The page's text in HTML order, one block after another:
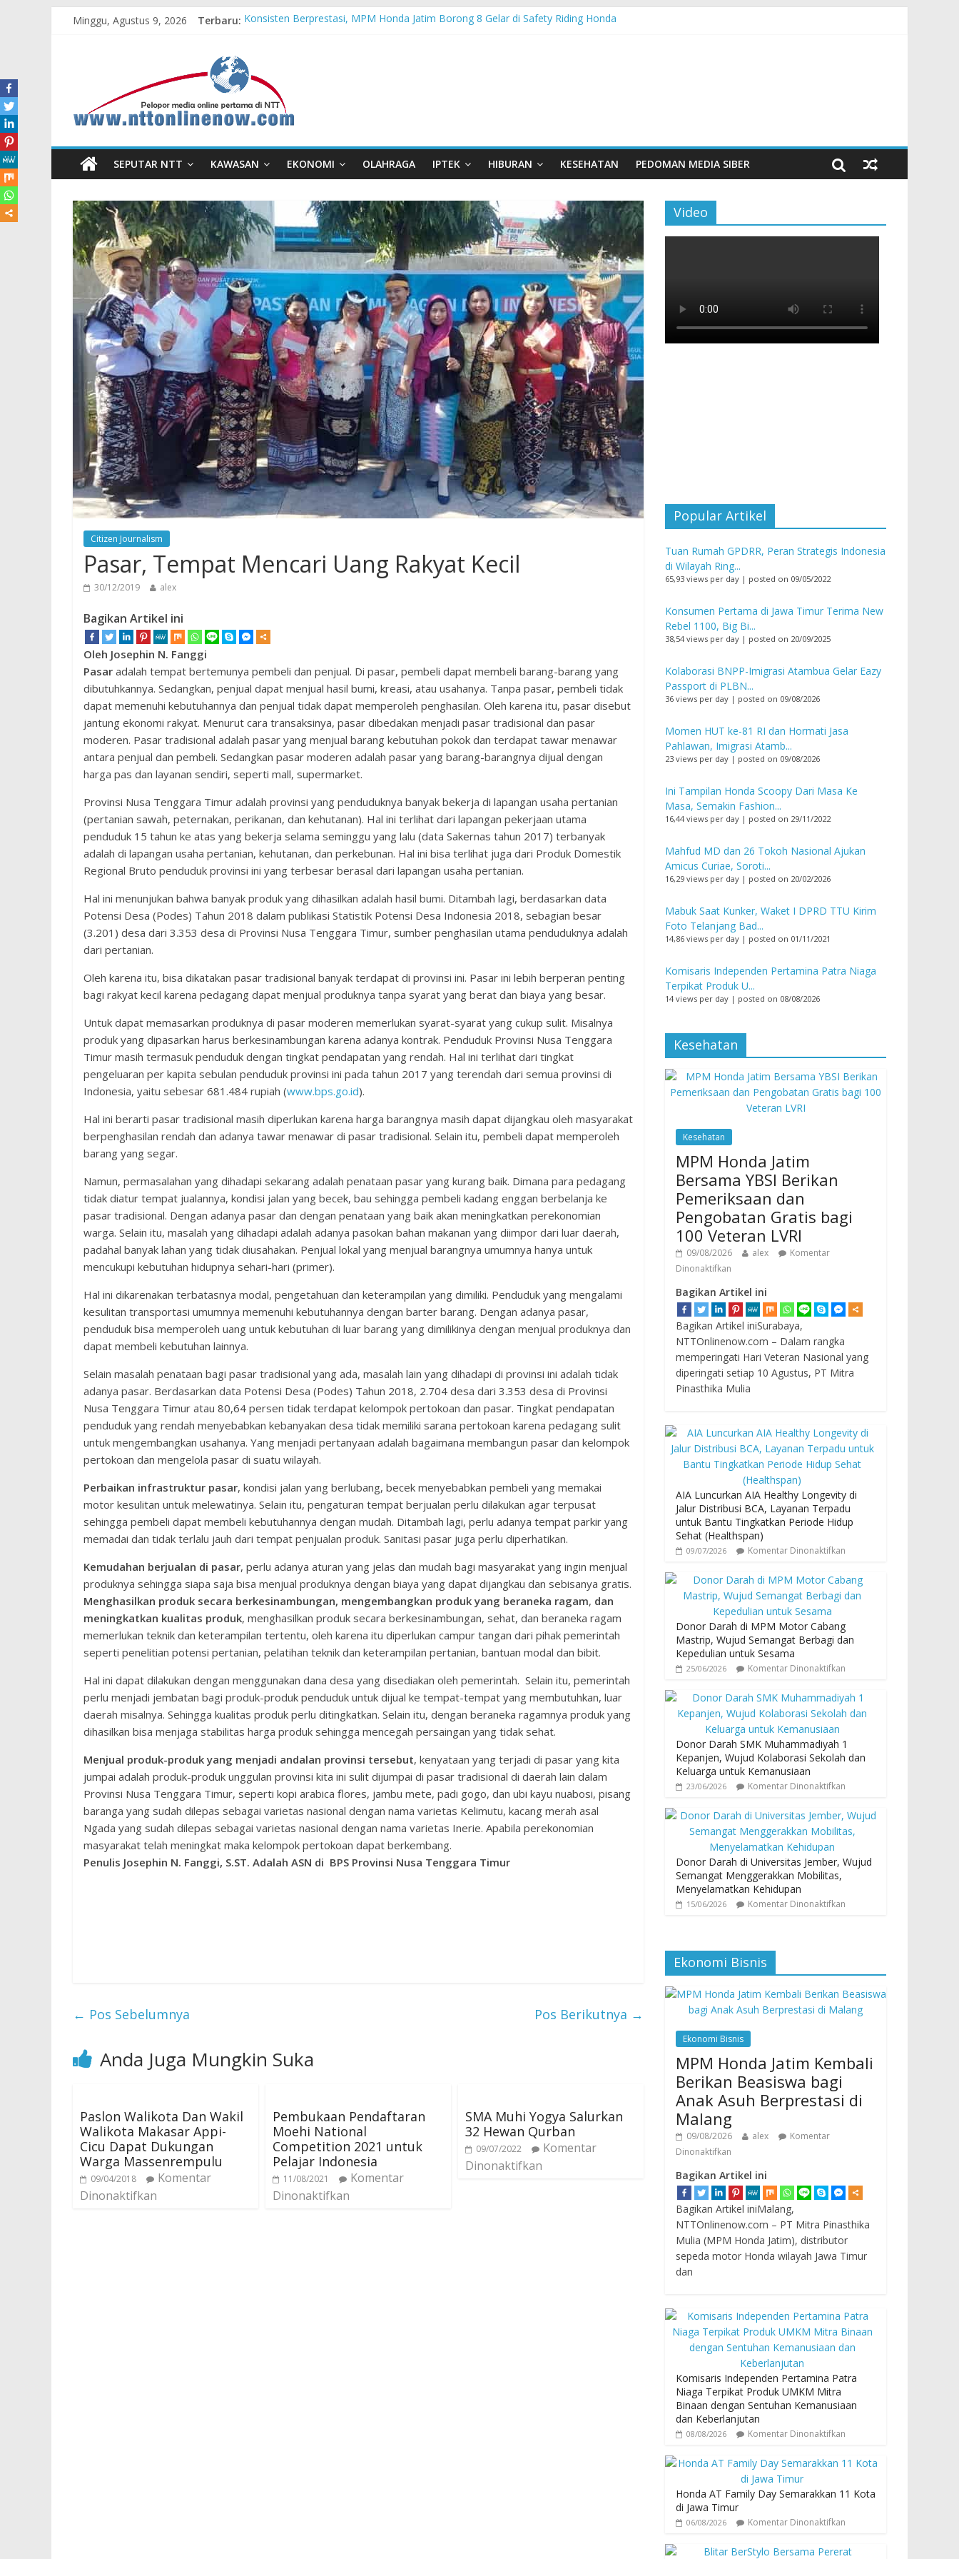
Minggu, Agustus 9, 2026 Terbaru: Konsisten Berprestasi, MPM Honda Jatim Borong 8 Gelar di Safety Riding Honda
Cross Border, Belu Garda Terdepan NKRI, Harus Jadi Pusat Pertumbuhan Pariwisata
Bupati Belu Buka Garuda Sakti Cross Border Fest 2026
SEPUTAR NTT KAWASAN EKONOMI OLAHRAGA IPTEK HIBURAN KESEHATAN PEDOMAN MEDIA SIBER
Citizen Journalism
Pasar, Tempat Mencari Uang Rakyat Kecil
30/12/2019 alex
Bagikan Artikel ini
Oleh Josephin N. Fanggi
Pasar adalah tempat bertemunya pembeli dan penjual. Di pasar, pembeli dapat membeli barang-barang yang
dibutuhkannya. Sedangkan, penjual dapat menjual hasil bumi, kreasi, atau usahanya. Tanpa pasar, pembeli tidak
dapat memenuhi kebutuhannya dan penjual tidak dapat memperoleh penghasilan. Oleh karena itu, pasar disebut
jantung ekonomi rakyat. Menurut cara transaksinya, pasar dibedakan menjadi pasar tradisional dan pasar
moderen. Pasar tradisional adalah pasar yang menjual barang kebutuhan pokok dan terdapat tawar menawar
antara penjual dan pembeli. Sedangkan pasar moderen adalah pasar yang barang-barangnya dijual dengan
harga pas dan layanan sendiri, seperti mall, supermarket.
Provinsi Nusa Tenggara Timur adalah provinsi yang penduduknya banyak bekerja di lapangan usaha pertanian
(pertanian sawah, peternakan, perikanan, dan kehutanan). Hal ini terlihat dari lapangan pekerjaan utama
penduduk 15 tahun ke atas yang bekerja selama seminggu yang lalu (data Sakernas tahun 2017) terbanyak
adalah di lapangan usaha pertanian, kehutanan, dan perkebunan. Hal ini bisa terlihat juga dari Produk Domestik
Regional Bruto penduduk provinsi ini yang terbesar berasal dari lapangan usaha pertanian.
Hal ini menunjukan bahwa banyak produk yang dihasilkan adalah hasil bumi. Ditambah lagi, berdasarkan data
Potensi Desa (Podes) Tahun 2018 dalam publikasi Statistik Potensi Desa Indonesia 2018, sebagian besar
(3.201) desa dari 3.353 desa di Provinsi Nusa Tenggara Timur, sumber penghasilan utama penduduknya adalah
dari pertanian.
Oleh karena itu, bisa dikatakan pasar tradisional banyak terdapat di provinsi ini. Pasar ini lebih berperan penting
bagi rakyat kecil karena pedagang dapat menjual produknya tanpa syarat yang berat dan biaya yang besar.
Untuk dapat memasarkan produknya di pasar moderen memerlukan syarat-syarat yang cukup sulit. Misalnya
produk yang dipasarkan harus berkesinambungan karena adanya kontrak. Penduduk Provinsi Nusa Tenggara
Timur masih termasuk penduduk dengan tingkat pendapatan yang rendah. Hal ini terlihat dari tingkat
pengeluaran per kapita sebulan penduduk provinsi ini pada tahun 2017 yang terendah dari semua provinsi di
Indonesia, yaitu sebesar 681.484 rupiah (www.bps.go.id).
Hal ini berarti pasar tradisional masih diperlukan karena harga barangnya masih dapat dijangkau oleh masyarakat
berpenghasilan rendah dan adanya tawar menawar di pasar tradisional. Selain itu, pembeli dapat memperoleh
barang yang segar.
Namun, permasalahan yang dihadapi sekarang adalah penataan pasar yang kurang baik. Dimana para pedagang
tidak diatur tempat jualannya, kondisi jalan yang becek, bau sehingga pembeli kadang enggan berbelanja ke
pasar tradisional. Dengan adanya pasar dan dengan penataan yang baik akan meningkatkan perekonomian
warga. Selain itu, masalah yang dihadapi adalah adanya pasokan bahan makanan yang diimpor dari luar daerah,
padahal banyak lahan yang tidak diusahakan. Penjual lokal yang menjual barangnya umumnya hanya untuk
mencukupi kebutuhan hidupnya sehari-hari (primer).
Hal ini dikarenakan terbatasnya modal, pengetahuan dan keterampilan yang dimiliki. Penduduk yang mengalami
kesulitan transportasi umumnya memenuhi kebutuhannya dengan barter barang. Dengan adanya pasar,
penduduk bisa memperoleh uang untuk kebutuhan di luar barang yang dimilikinya dengan menjual produknya dan
dapat membeli kebutuhan lainnya.
Selain masalah penataan bagi pasar tradisional yang ada, masalah lain yang dihadapi di provinsi ini adalah tidak
adanya pasar. Berdasarkan data Potensi Desa (Podes) Tahun 2018, 2.704 desa dari 3.353 desa di Provinsi
Nusa Tenggara Timur atau 80,64 persen tidak terdapat kelompok pertokoan dan pasar. Tingkat pendapatan
penduduk yang rendah menyebabkan kebanyakan desa tidak memiliki sarana pertokoan karena pedagang sulit
untuk mengembangkan usahanya. Yang menjadi pertanyaan adalah bagaimana membangun pasar dan kelompok
pertokoan dan mengelola pasar di suatu wilayah.
Perbaikan infrastruktur pasar, kondisi jalan yang berlubang, becek menyebabkan pembeli yang memakai
motor kesulitan untuk melewatinya. Selain itu, pengaturan tempat berjualan perlu dilakukan agar terpusat
sehingga pembeli dapat membeli kebutuhannya dengan mudah. Ditambah lagi, perlu adanya tempat parkir yang
memadai dan tidak terlalu jauh dari tempat penjualan produk. Sanitasi pasar juga perlu diperhatikan.
Kemudahan berjualan di pasar, perlu adanya aturan yang jelas dan mudah bagi masyarakat yang ingin menjual
produknya sehingga siapa saja bisa menjual produknya dengan biaya yang dapat dijangkau dan sebisanya gratis.
Menghasilkan produk secara berkesinambungan, mengembangkan produk yang beraneka ragam, dan
meningkatkan kualitas produk, menghasilkan produk secara berkesinambungan, sehat, dan beraneka ragam
memerlukan teknik dan keterampilan tertentu, oleh karena itu diperlukan campur tangan dari pihak pemerintah
seperti penelitian potensi pertanian, pelatihan teknik dan keterampilan pertanian, bantuan modal dan bibit.
Hal ini dapat dilakukan dengan menggunakan dana desa yang disediakan oleh pemerintah. Selain itu, pemerintah
perlu menjadi jembatan bagi produk-produk penduduk untuk dijual ke tempat-tempat yang membutuhkan, luar
daerah misalnya. Sehingga kualitas produk perlu ditingkatkan. Selain itu, dengan beraneka ragamnya produk yang
dihasilkan bisa menjaga stabilitas harga produk sehingga mencegah persaingan yang tidak sehat.
Menjual produk-produk yang menjadi andalan provinsi tersebut, kenyataan yang terjadi di pasar yang kita
jumpai adalah produk-produk unggulan provinsi kita ini sulit dijumpai di pasar tradisional di daerah lain dalam
Provinsi Nusa Tenggara Timur, seperti kopi arabica flores, jambu mete, padi gogo, dan ubi kayu nuabosi, pisang
baranga yang sudah dilepas sebagai varietas nasional dengan nama varietas Kelimutu, kacang merah asal
Ngada yang sudah dilepas sebagai varietas nasional dengan nama varietas Inerie. Apabila perekonomian
masyarakat telah meningkat maka kelompok pertokoan dapat berkembang.
Penulis Josephin N. Fanggi, S.ST. Adalah ASN di BPS Provinsi Nusa Tenggara Timur
← Pos Sebelumnya Pos Berikutnya →
Anda Juga Mungkin Suka
Paslon Walikota Dan Wakil
Walikota Makasar Appi-
Cicu Dapat Dukungan
Warga Massenrempulu
09/04/2018
Komentar
Dinonaktifkan
Pembukaan Pendaftaran
Moehi National
Competition 2021 untuk
Pelajar Indonesia
11/08/2021
Komentar
Dinonaktifkan
SMA Muhi Yogya Salurkan
32 Hewan Qurban
09/07/2022
Komentar
Dinonaktifkan
Video
Popular Artikel
Tuan Rumah GPDRR, Peran Strategis Indonesia
di Wilayah Ring...
65,93 views per day | posted on 09/05/2022
Konsumen Pertama di Jawa Timur Terima New
Rebel 1100, Big Bi...
38,54 views per day | posted on 20/09/2025
Kolaborasi BNPP-Imigrasi Atambua Gelar Eazy
Passport di PLBN...
36 views per day | posted on 09/08/2026
Momen HUT ke-81 RI dan Hormati Jasa
Pahlawan, Imigrasi Atamb...
23 views per day | posted on 09/08/2026
Ini Tampilan Honda Scoopy Dari Masa Ke
Masa, Semakin Fashion...
16,44 views per day | posted on 29/11/2022
Mahfud MD dan 26 Tokoh Nasional Ajukan
Amicus Curiae, Soroti...
16,29 views per day | posted on 20/02/2026
Mabuk Saat Kunker, Waket I DPRD TTU Kirim
Foto Telanjang Bad...
14,86 views per day | posted on 01/11/2021
Komisaris Independen Pertamina Patra Niaga
Terpikat Produk U...
14 views per day | posted on 08/08/2026
Kesehatan
Kesehatan
MPM Honda Jatim
Bersama YBSI Berikan
Pemeriksaan dan
Pengobatan Gratis bagi
100 Veteran LVRI
09/08/2026 alex
Komentar
Dinonaktifkan
Bagikan Artikel ini
Bagikan Artikel iniSurabaya,
NTTOnlinenow.com – Dalam rangka
memperingati Hari Veteran Nasional yang
diperingati setiap 10 Agustus, PT Mitra
Pinasthika Mulia
AIA Luncurkan AIA Healthy Longevity di
Jalur Distribusi BCA, Layanan Terpadu
untuk Bantu Tingkatkan Periode Hidup
Sehat (Healthspan)
09/07/2026 Komentar Dinonaktifkan
Donor Darah di MPM Motor Cabang
Mastrip, Wujud Semangat Berbagi dan
Kepedulian untuk Sesama
25/06/2026 Komentar Dinonaktifkan
Donor Darah SMK Muhammadiyah 1
Kepanjen, Wujud Kolaborasi Sekolah dan
Keluarga untuk Kemanusiaan
23/06/2026 Komentar Dinonaktifkan
Donor Darah di Universitas Jember, Wujud
Semangat Menggerakkan Mobilitas,
Menyelamatkan Kehidupan
15/06/2026 Komentar Dinonaktifkan
Ekonomi Bisnis
Ekonomi Bisnis
MPM Honda Jatim Kembali
Berikan Beasiswa bagi
Anak Asuh Berprestasi di
Malang
09/08/2026 alex
Komentar
Dinonaktifkan
Bagikan Artikel ini
Bagikan Artikel iniMalang,
NTTOnlinenow.com – PT Mitra Pinasthika
Mulia (MPM Honda Jatim), distributor
sepeda motor Honda wilayah Jawa Timur
dan
Komisaris Independen Pertamina Patra
Niaga Terpikat Produk UMKM Mitra
Binaan dengan Sentuhan Kemanusiaan
dan Keberlanjutan
08/08/2026 Komentar Dinonaktifkan
Honda AT Family Day Semarakkan 11 Kota
di Jawa Timur
06/08/2026 Komentar Dinonaktifkan